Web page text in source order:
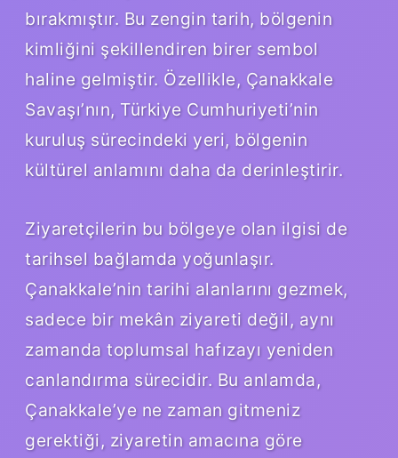
bırakmıştır. Bu zengin tarih, bölgenin
kimliğini şekillendiren birer sembol
haline gelmiştir. Özellikle, Çanakkale
Savaşı’nın, Türkiye Cumhuriyeti’nin
kuruluş sürecindeki yeri, bölgenin
kültürel anlamını daha da derinleştirir.
Ziyaretçilerin bu bölgeye olan ilgisi de
tarihsel bağlamda yoğunlaşır.
Çanakkale’nin tarihi alanlarını gezmek,
sadece bir mekân ziyareti değil, aynı
zamanda toplumsal hafızayı yeniden
canlandırma sürecidir. Bu anlamda,
Çanakkale’ye ne zaman gitmeniz
gerektiği, ziyaretin amacına göre